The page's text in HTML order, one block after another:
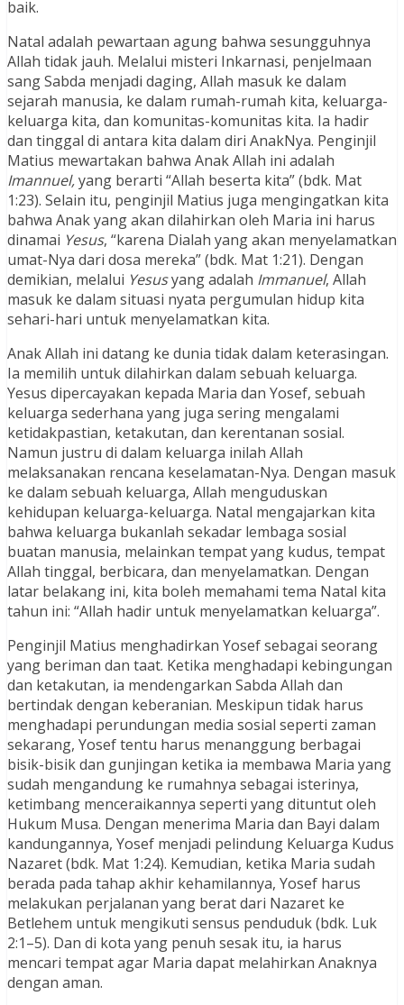
baik.
Natal adalah pewartaan agung bahwa sesungguhnya
Allah tidak jauh. Melalui misteri Inkarnasi, penjelmaan
sang Sabda menjadi daging, Allah masuk ke dalam
sejarah manusia, ke dalam rumah-rumah kita, keluarga-
keluarga kita, dan komunitas-komunitas kita. Ia hadir
dan tinggal di antara kita dalam diri AnakNya. Penginjil
Matius mewartakan bahwa Anak Allah ini adalah
Imannuel,yang berarti “Allah beserta kita” (bdk. Mat
1:23). Selain itu, penginjil Matius juga mengingatkan kita
bahwa Anak yang akan dilahirkan oleh Maria ini harus
dinamai Yesus, “karena Dialah yang akan menyelamatkan
umat-Nya dari dosa mereka” (bdk. Mat 1:21). Dengan
demikian, melalui Yesusyang adalah Immanuel, Allah
masuk ke dalam situasi nyata pergumulan hidup kita
sehari-hari untuk menyelamatkan kita.
Anak Allah ini datang ke dunia tidak dalam keterasingan.
Ia memilih untuk dilahirkan dalam sebuah keluarga.
Yesus dipercayakan kepada Maria dan Yosef, sebuah
keluarga sederhana yang juga sering mengalami
ketidakpastian, ketakutan, dan kerentanan sosial.
Namun justru di dalam keluarga inilah Allah
melaksanakan rencana keselamatan-Nya. Dengan masuk
ke dalam sebuah keluarga, Allah menguduskan
kehidupan keluarga-keluarga. Natal mengajarkan kita
bahwa keluarga bukanlah sekadar lembaga sosial
buatan manusia, melainkan tempat yang kudus, tempat
Allah tinggal, berbicara, dan menyelamatkan. Dengan
latar belakang ini, kita boleh memahami tema Natal kita
tahun ini: “Allah hadir untuk menyelamatkan keluarga”.
Penginjil Matius menghadirkan Yosef sebagai seorang
yang beriman dan taat. Ketika menghadapi kebingungan
dan ketakutan, ia mendengarkan Sabda Allah dan
bertindak dengan keberanian. Meskipun tidak harus
menghadapi perundungan media sosial seperti zaman
sekarang, Yosef tentu harus menanggung berbagai
bisik-bisik dan gunjingan ketika ia membawa Maria yang
sudah mengandung ke rumahnya sebagai isterinya,
ketimbang menceraikannya seperti yang dituntut oleh
Hukum Musa. Dengan menerima Maria dan Bayi dalam
kandungannya, Yosef menjadi pelindung Keluarga Kudus
Nazaret (bdk. Mat 1:24). Kemudian, ketika Maria sudah
berada pada tahap akhir kehamilannya, Yosef harus
melakukan perjalanan yang berat dari Nazaret ke
Betlehem untuk mengikuti sensus penduduk (bdk. Luk
2:1–5). Dan di kota yang penuh sesak itu, ia harus
mencari tempat agar Maria dapat melahirkan Anaknya
dengan aman.